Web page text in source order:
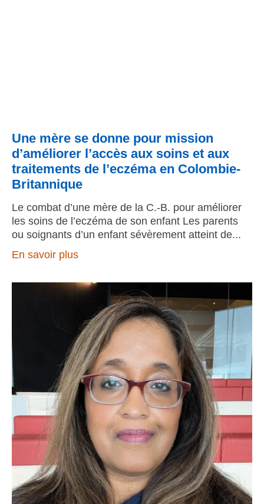
Une mère se donne pour mission
d’améliorer l’accès aux soins et aux
traitements de l’eczéma en Colombie-
Britannique
Le combat d’une mère de la C.-B. pour améliorer
les soins de l’eczéma de son enfant Les parents
ou soignants d’un enfant sévèrement atteint de
En savoir plus